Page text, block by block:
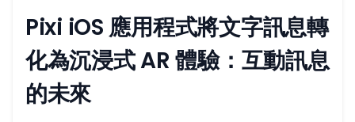
Pixi iOS 應用程式將文字訊息轉
化為沉浸式 AR 體驗：互動訊息
的未來